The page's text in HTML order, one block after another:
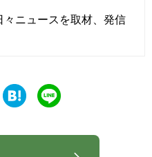
々ニュースを取材、発信